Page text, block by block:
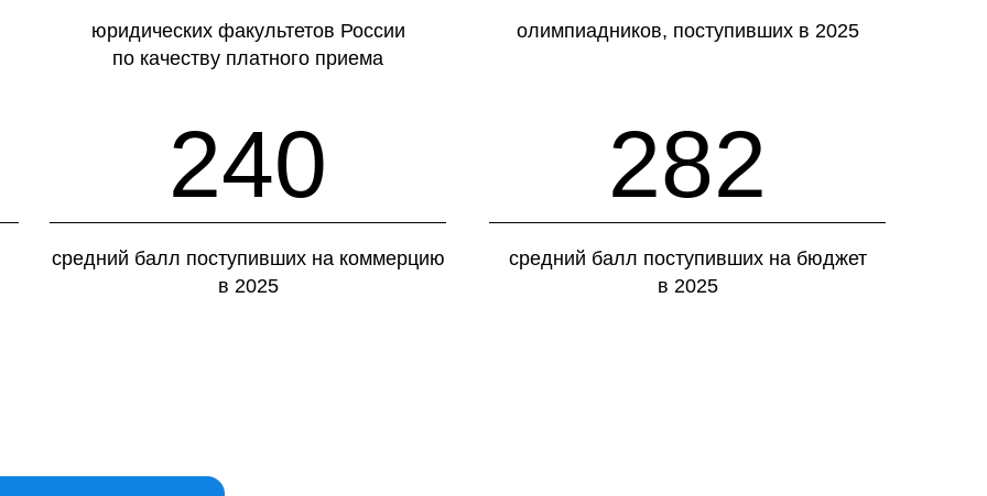
240
средний балл поступивших на коммерцию
в 2025
282
средний балл поступивших на бюджет
в 2025
юридических факультетов России
по качеству платного приема
олимпиадников, поступивших в 2025